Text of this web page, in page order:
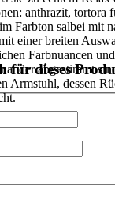
anthrazit, tortora
Farbton salbei mit
einer breiten
Farbnuancen
abgestimmt
Armstuhl, dessen
für dieses